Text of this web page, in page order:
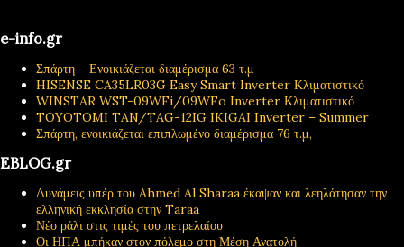
e-info.gr
Σπάρτη – Ενοικιάζεται διαμέρισμα 63 τ.μ
HISENSE CA35LR03G Easy Smart Inverter Κλιματιστικό
WINSTAR WST-09WFi/09WFo Inverter Κλιματιστικό
TOYOTOMI TAN/TAG-12IG IKIGAI Inverter – Summer
Σπάρτη, ενοικιάζεται επιπλωμένο διαμέρισμα 76 τ.μ,
EBLOG.gr
Δυνάμεις υπέρ του Ahmed Al Sharaa έκαψαν και λεηλάτησαν την
ελληνική εκκλησία στην Taraa
Νέο ράλι στις τιμές του πετρελαίου
Οι ΗΠΑ μπήκαν στον πόλεμο στη Μέση Ανατολή